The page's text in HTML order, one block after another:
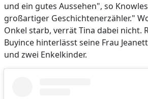
und ein gutes Aussehen", so
großartiger Geschichtenerzähler."
Onkel starb, verrät Tina dabei nicht.
Buyince hinterlässt seine Frau
und zwei Enkelkinder.